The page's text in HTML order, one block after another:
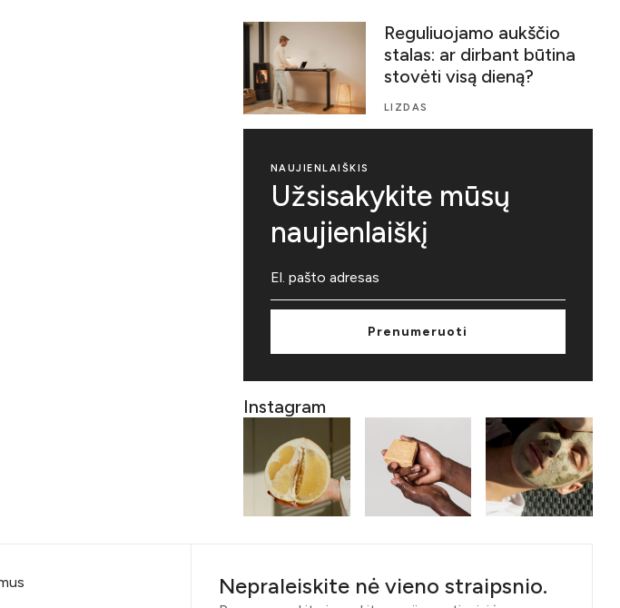
Reguliuojamo aukščio
stalas: ar dirbant būtina
stovėti visą dieną?
LIZDAS
NAUJIENLAIŠKIS
Užsisakykite mūsų
naujienlaiškį
Prenumeruoti
Instagram
Nepraleiskite nė vieno straipsnio.